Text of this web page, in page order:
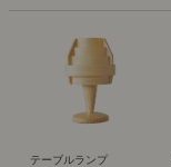
テーブルランプ